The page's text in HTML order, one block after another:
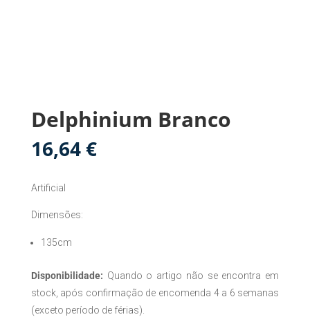
Delphinium Branco
16,64€
Artificial
Dimensões:
135cm
Disponibilidade: Quando o artigo não se encontra em
stock, após confirmação de encomenda 4 a 6 semanas
(exceto período de férias).